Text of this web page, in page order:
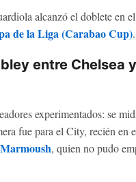
alcanzó el doblete en
de la Liga (Carabao Cup).
entre Chelsea
experimentados: se
fue para el City, recién en
, quien no pudo